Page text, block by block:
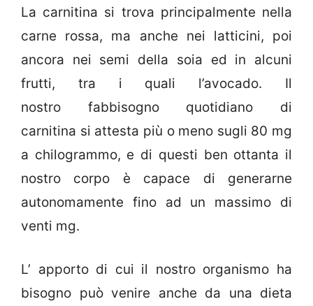
La carnitina si trova principalmente nella
carne rossa, ma anche nei latticini, poi
ancora nei semi della soia ed in alcuni
frutti, tra i quali l’avocado. Il
nostro fabbisogno quotidiano di
carnitina si attesta più o meno sugli 80 mg
a chilogrammo, e di questi ben ottanta il
nostro corpo è capace di generarne
autonomamente fino ad un massimo di
venti mg.
L’ apporto di cui il nostro organismo ha
bisogno può venire anche da una dieta